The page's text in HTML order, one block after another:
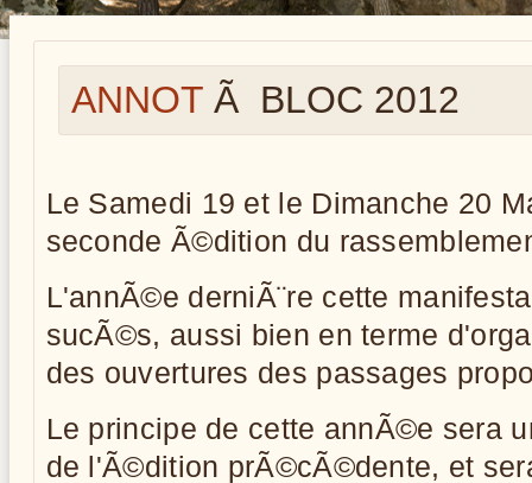
ANNOTÃ BLOC 2012
Le Samedi 19 et le Dimanche 20
seconde Ã©dition du
L'annÃ©e derniÃ¨re cette
sucÃ©s, aussi bien en terme
des ouvertures des passages
Le principe de cette annÃ©e sera
de l'Ã©dition prÃ©cÃ©dente, et